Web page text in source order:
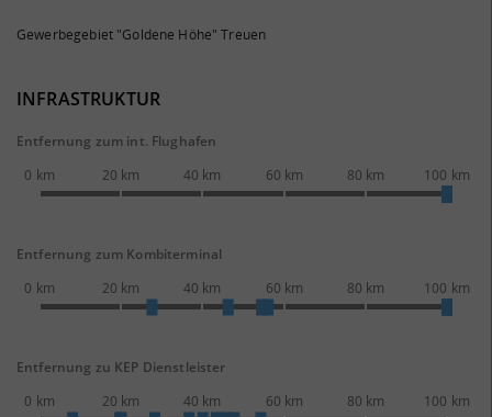
Gewerbegebiet "Goldene Höhe" Treuen
INFRASTRUKTUR
Entfernung zum int. Flughafen
0 km
20 km 40 km 60 km 80 km 100 km
Entfernung zum Kombiterminal
0 km
20 km 40 km 60 km 80 km 100 km
Entfernung zu KEP Dienstleister
0 km
20 km 40 km 60 km 80 km 100 km